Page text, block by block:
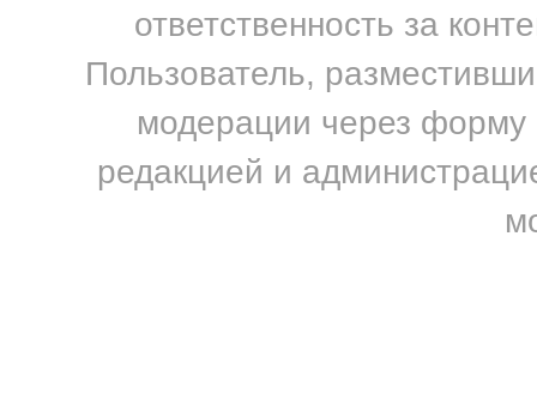
ответственность за
Пользователь,
модерации через форму
редакцией и